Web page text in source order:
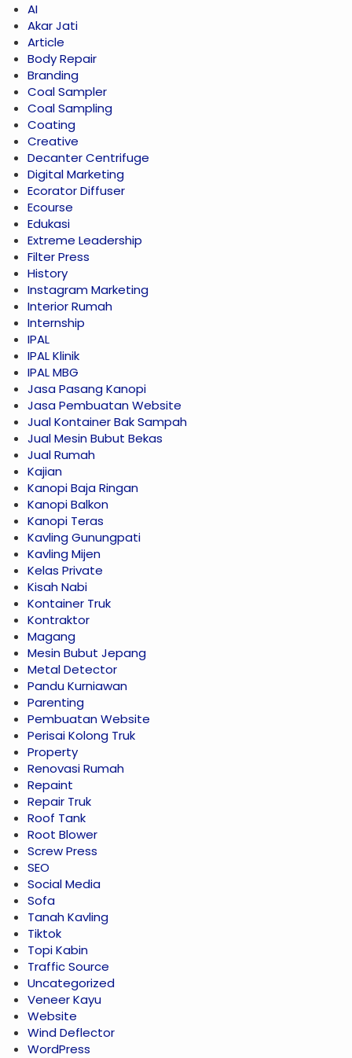
AI
Akar Jati
Article
Body Repair
Branding
Coal Sampler
Coal Sampling
Coating
Creative
Decanter Centrifuge
Digital Marketing
Ecorator Diffuser
Ecourse
Edukasi
Extreme Leadership
Filter Press
History
Instagram Marketing
Interior Rumah
Internship
IPAL
IPAL Klinik
IPAL MBG
Jasa Pasang Kanopi
Jasa Pembuatan Website
Jual Kontainer Bak Sampah
Jual Mesin Bubut Bekas
Jual Rumah
Kajian
Kanopi Baja Ringan
Kanopi Balkon
Kanopi Teras
Kavling Gunungpati
Kavling Mijen
Kelas Private
Kisah Nabi
Kontainer Truk
Kontraktor
Magang
Mesin Bubut Jepang
Metal Detector
Pandu Kurniawan
Parenting
Pembuatan Website
Perisai Kolong Truk
Property
Renovasi Rumah
Repaint
Repair Truk
Roof Tank
Root Blower
Screw Press
SEO
Social Media
Sofa
Tanah Kavling
Tiktok
Topi Kabin
Traffic Source
Uncategorized
Veneer Kayu
Website
Wind Deflector
WordPress